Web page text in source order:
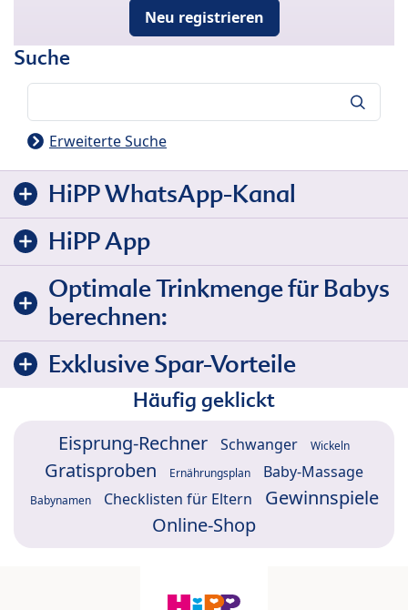
Neu registrieren
Suche
Erweiterte Suche
HiPP WhatsApp-Kanal
HiPP App
Optimale Trinkmenge für Babys
berechnen:
Exklusive Spar-Vorteile
Häufig geklickt
Eisprung-Rechner Schwanger Wickeln
Gratisproben Ernährungsplan Baby-Massage
Babynamen Checklisten für Eltern
Gewinnspiele
Online-Shop